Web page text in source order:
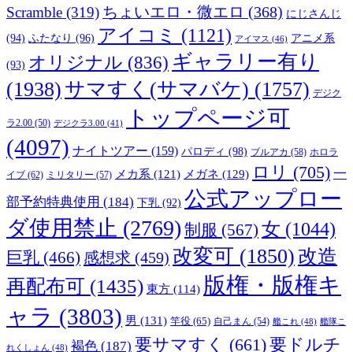
Scramble (319) ちょいエロ・微エロ (368) にじさんじ
(94) ふたなり (96) アイコミ (1121) アイマス (46) アニメ系
(93) オリジナル (836) ギャラリー有り
(1938) サマすく(サマバケ) (1757) デジク
ラ2.00 (50) デジクラ3.00 (41)
トップページ可
(4097) ナイトツアー (159) パロディ (98) ブルアカ (58) ホロラ
イブ (62) ミリタリー (57) メカ系 (121) メガネ (129) ロリ (705) 一
部予約特典使用 (184) 下乳 (92) 公式アップロー
ダ使用禁止 (2769) 制服 (567) 女 (1044)
巨乳 (466) 感想求 (459) 改変可 (1850) 改造
再配布可 (1435) 東方 (114) 版権・版権キ
ャラ (3803) 男 (131) 竿役 (65) 自己まん (54) 艦これ (48) 艦隊こ
れくしょん (48) 褐色 (187) 要サマすく (661)要ドルチ